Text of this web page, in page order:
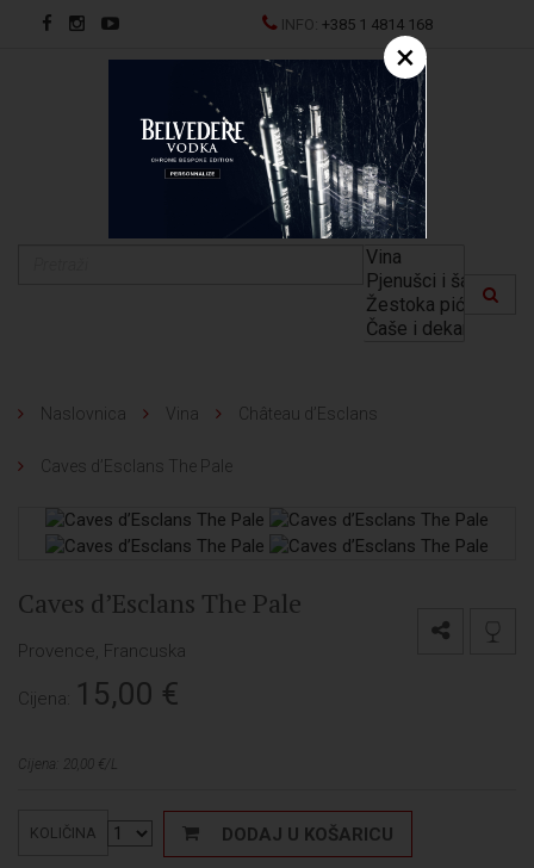
INFO:+385 1 4814 168
EN
Naslovnica Vina Château d’Esclans
Caves d’Esclans The Pale
Caves d’Esclans The Pale
Provence, Francuska
Cijena: 15,00 €
Cijena: 20,00 €/L
KOLIČINA DODAJ U KOŠARICU
×